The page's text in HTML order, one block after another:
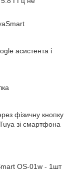
асистента і
фізичну кнопку
зі смартфона
OS-01w - 1шт